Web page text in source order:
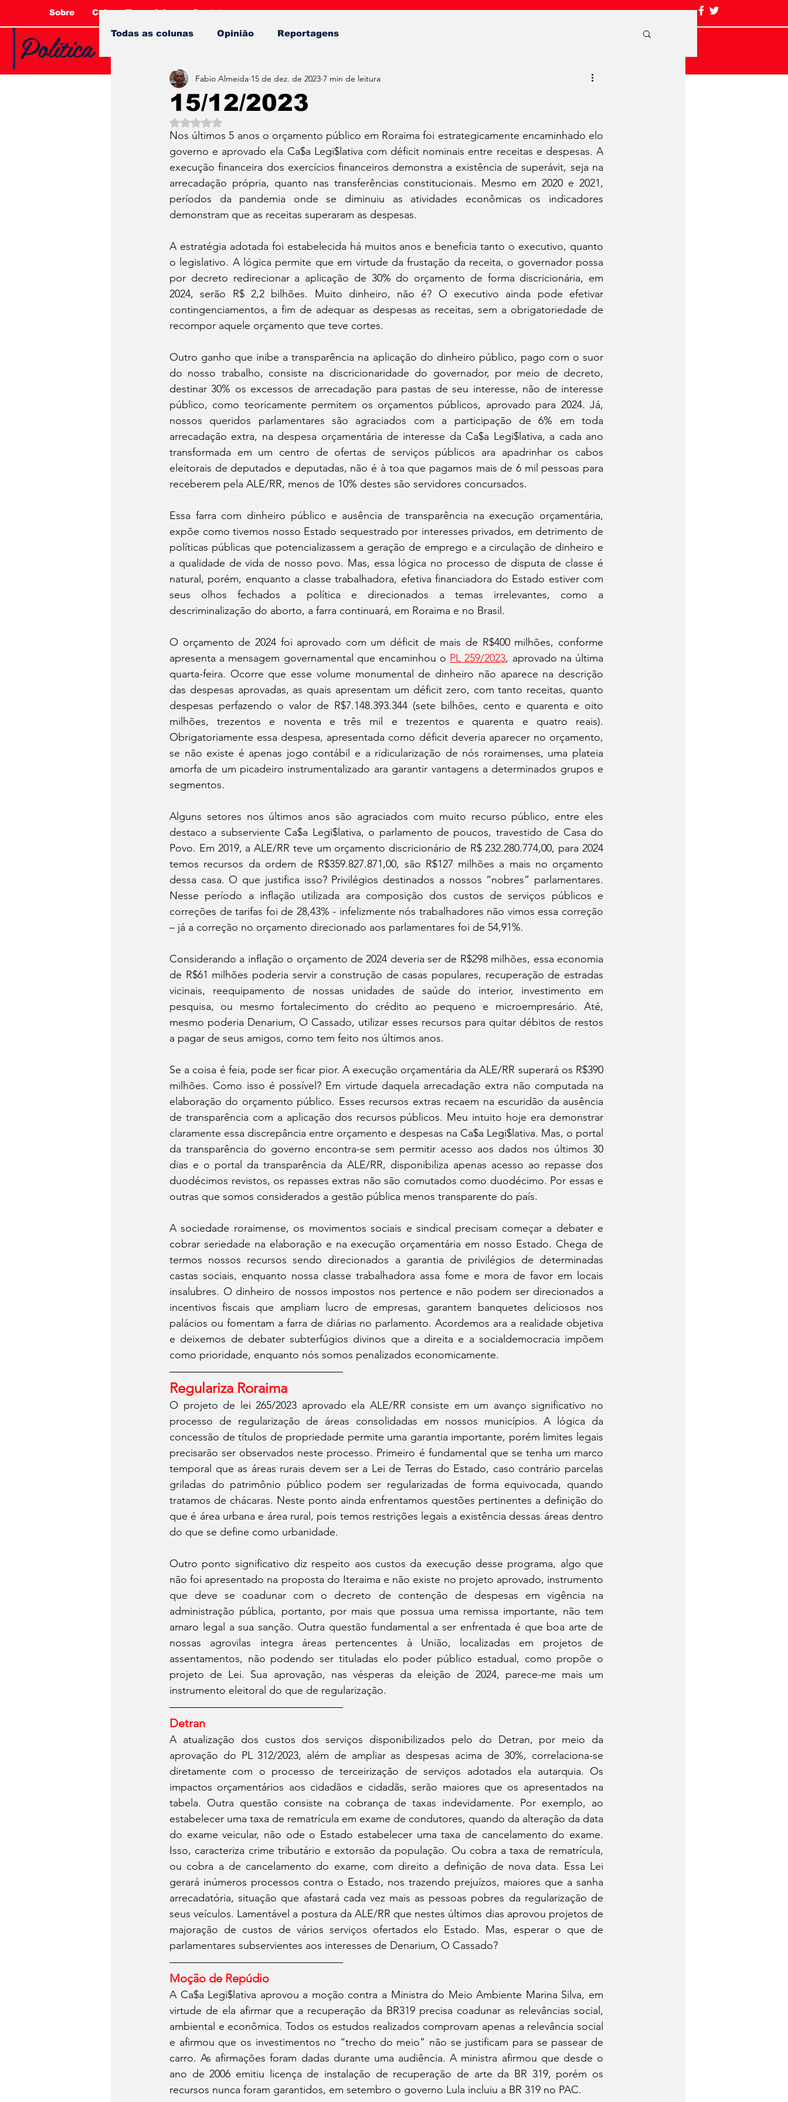
Sobre Coluna Tucandeira Contato
Política e Opinião com Fábio Almeida
Todas as colunas Opinião Reportagens
15/12/2023
Fabio Almeida 15 de dez. de 2023 7 min de leitura
Avaliado com NaN de 5 estrelas.
Nos últimos 5 anos o orçamento público em Roraima foi estrategicamente encaminhado elo
governo e aprovado ela Ca$a Legi$lativa com déficit nominais entre receitas e despesas. A
execução financeira dos exercícios financeiros demonstra a existência de superávit, seja na
arrecadação própria, quanto nas transferências constitucionais. Mesmo em 2020 e 2021,
períodos da pandemia onde se diminuiu as atividades econômicas os indicadores
demonstram que as receitas superaram as despesas.
A estratégia adotada foi estabelecida há muitos anos e beneficia tanto o executivo, quanto
o legislativo. A lógica permite que em virtude da frustação da receita, o governador possa
por decreto redirecionar a aplicação de 30% do orçamento de forma discricionária, em
2024, serão R$ 2,2 bilhões. Muito dinheiro, não é? O executivo ainda pode efetivar
contingenciamentos, a fim de adequar as despesas as receitas, sem a obrigatoriedade de
recompor aquele orçamento que teve cortes.
Outro ganho que inibe a transparência na aplicação do dinheiro público, pago com o suor
do nosso trabalho, consiste na discricionaridade do governador, por meio de decreto,
destinar 30% os excessos de arrecadação para pastas de seu interesse, não de interesse
público, como teoricamente permitem os orçamentos públicos, aprovado para 2024. Já,
nossos queridos parlamentares são agraciados com a participação de 6% em toda
arrecadação extra, na despesa orçamentária de interesse da Ca$a Legi$lativa, a cada ano
transformada em um centro de ofertas de serviços públicos ara apadrinhar os cabos
eleitorais de deputados e deputadas, não é à toa que pagamos mais de 6 mil pessoas para
receberem pela ALE/RR, menos de 10% destes são servidores concursados.
Essa farra com dinheiro público e ausência de transparência na execução orçamentária,
expõe como tivemos nosso Estado sequestrado por interesses privados, em detrimento de
políticas públicas que potencializassem a geração de emprego e a circulação de dinheiro e
a qualidade de vida de nosso povo. Mas, essa lógica no processo de disputa de classe é
natural, porém, enquanto a classe trabalhadora, efetiva financiadora do Estado estiver com
seus olhos fechados a política e direcionados a temas irrelevantes, como a
descriminalização do aborto, a farra continuará, em Roraima e no Brasil.
O orçamento de 2024 foi aprovado com um déficit de mais de R$400 milhões, conforme
apresenta a mensagem governamental que encaminhou o PL 259/2023, aprovado na última
quarta-feira. Ocorre que esse volume monumental de dinheiro não aparece na descrição
das despesas aprovadas, as quais apresentam um déficit zero, com tanto receitas, quanto
despesas perfazendo o valor de R$7.148.393.344 (sete bilhões, cento e quarenta e oito
milhões, trezentos e noventa e três mil e trezentos e quarenta e quatro reais).
Obrigatoriamente essa despesa, apresentada como déficit deveria aparecer no orçamento,
se não existe é apenas jogo contábil e a ridicularização de nós roraimenses, uma plateia
amorfa de um picadeiro instrumentalizado ara garantir vantagens a determinados grupos e
segmentos.
Alguns setores nos últimos anos são agraciados com muito recurso público, entre eles
destaco a subserviente Ca$a Legi$lativa, o parlamento de poucos, travestido de Casa do
Povo. Em 2019, a ALE/RR teve um orçamento discricionário de R$ 232.280.774,00, para 2024
temos recursos da ordem de R$359.827.871,00, são R$127 milhões a mais no orçamento
dessa casa. O que justifica isso? Privilégios destinados a nossos “nobres” parlamentares.
Nesse período a inflação utilizada ara composição dos custos de serviços públicos e
correções de tarifas foi de 28,43% - infelizmente nós trabalhadores não vimos essa correção
– já a correção no orçamento direcionado aos parlamentares foi de 54,91%.
Considerando a inflação o orçamento de 2024 deveria ser de R$298 milhões, essa economia
de R$61 milhões poderia servir a construção de casas populares, recuperação de estradas
vicinais, reequipamento de nossas unidades de saúde do interior, investimento em
pesquisa, ou mesmo fortalecimento do crédito ao pequeno e microempresário. Até,
mesmo poderia Denarium, O Cassado, utilizar esses recursos para quitar débitos de restos
a pagar de seus amigos, como tem feito nos últimos anos.
Se a coisa é feia, pode ser ficar pior. A execução orçamentária da ALE/RR superará os R$390
milhões. Como isso é possível? Em virtude daquela arrecadação extra não computada na
elaboração do orçamento público. Esses recursos extras recaem na escuridão da ausência
de transparência com a aplicação dos recursos públicos. Meu intuito hoje era demonstrar
claramente essa discrepância entre orçamento e despesas na Ca$a Legi$lativa. Mas, o portal
da transparência do governo encontra-se sem permitir acesso aos dados nos últimos 30
dias e o portal da transparência da ALE/RR, disponibiliza apenas acesso ao repasse dos
duodécimos revistos, os repasses extras não são comutados como duodécimo. Por essas e
outras que somos considerados a gestão pública menos transparente do país.
A sociedade roraimense, os movimentos sociais e sindical precisam começar a debater e
cobrar seriedade na elaboração e na execução orçamentária em nosso Estado. Chega de
termos nossos recursos sendo direcionados a garantia de privilégios de determinadas
castas sociais, enquanto nossa classe trabalhadora assa fome e mora de favor em locais
insalubres. O dinheiro de nossos impostos nos pertence e não podem ser direcionados a
incentivos fiscais que ampliam lucro de empresas, garantem banquetes deliciosos nos
palácios ou fomentam a farra de diárias no parlamento. Acordemos ara a realidade objetiva
e deixemos de debater subterfúgios divinos que a direita e a socialdemocracia impõem
como prioridade, enquanto nós somos penalizados economicamente.
Regulariza Roraima
O projeto de lei 265/2023 aprovado ela ALE/RR consiste em um avanço significativo no
processo de regularização de áreas consolidadas em nossos municípios. A lógica da
concessão de títulos de propriedade permite uma garantia importante, porém limites legais
precisarão ser observados neste processo. Primeiro é fundamental que se tenha um marco
temporal que as áreas rurais devem ser a Lei de Terras do Estado, caso contrário parcelas
griladas do patrimônio público podem ser regularizadas de forma equivocada, quando
tratamos de chácaras. Neste ponto ainda enfrentamos questões pertinentes a definição do
que é área urbana e área rural, pois temos restrições legais a existência dessas áreas dentro
do que se define como urbanidade.
Outro ponto significativo diz respeito aos custos da execução desse programa, algo que
não foi apresentado na proposta do Iteraima e não existe no projeto aprovado, instrumento
que deve se coadunar com o decreto de contenção de despesas em vigência na
administração pública, portanto, por mais que possua uma remissa importante, não tem
amaro legal a sua sanção. Outra questão fundamental a ser enfrentada é que boa arte de
nossas agrovilas integra áreas pertencentes à União, localizadas em projetos de
assentamentos, não podendo ser tituladas elo poder público estadual, como propõe o
projeto de Lei. Sua aprovação, nas vésperas da eleição de 2024, parece-me mais um
instrumento eleitoral do que de regularização.
Detran
A atualização dos custos dos serviços disponibilizados pelo do Detran, por meio da
aprovação do PL 312/2023, além de ampliar as despesas acima de 30%, correlaciona-se
diretamente com o processo de terceirização de serviços adotados ela autarquia. Os
impactos orçamentários aos cidadãos e cidadãs, serão maiores que os apresentados na
tabela. Outra questão consiste na cobrança de taxas indevidamente. Por exemplo, ao
estabelecer uma taxa de rematrícula em exame de condutores, quando da alteração da data
do exame veicular, não ode o Estado estabelecer uma taxa de cancelamento do exame.
Isso, caracteriza crime tributário e extorsão da população. Ou cobra a taxa de rematrícula,
ou cobra a de cancelamento do exame, com direito a definição de nova data. Essa Lei
gerará inúmeros processos contra o Estado, nos trazendo prejuízos, maiores que a sanha
arrecadatória, situação que afastará cada vez mais as pessoas pobres da regularização de
seus veículos. Lamentável a postura da ALE/RR que nestes últimos dias aprovou projetos de
majoração de custos de vários serviços ofertados elo Estado. Mas, esperar o que de
parlamentares subservientes aos interesses de Denarium, O Cassado?
Moção de Repúdio
A Ca$a Legi$lativa aprovou a moção contra a Ministra do Meio Ambiente Marina Silva, em
virtude de ela afirmar que a recuperação da BR319 precisa coadunar as relevâncias social,
ambiental e econômica. Todos os estudos realizados comprovam apenas a relevância social
e afirmou que os investimentos no “trecho do meio” não se justificam para se passear de
carro. As afirmações foram dadas durante uma audiência. A ministra afirmou que desde o
ano de 2006 emitiu licença de instalação de recuperação de arte da BR 319, porém os
recursos nunca foram garantidos, em setembro o governo Lula incluiu a BR 319 no PAC.